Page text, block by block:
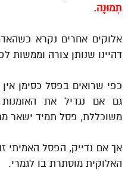
תְּמוּנָה.
אלוקים אחרים נקרא
דהיינו שנותן צורה וממשות
כפי שרואים בפסל כסימן
גם אם נגדיל את
משוכללת, פסל תמיד ישאר
אך אם נדייק, הפסל האמיתי
האלוקית מוסתרת בו לגמרי.